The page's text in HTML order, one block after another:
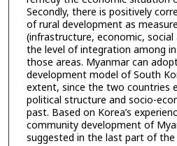
Secondly, there is positively
of rural development as
(infrastructure, economic,
the level of integration among
those areas. Myanmar can
development model of South
extent, since the two countries
political structure and socio-
past. Based on Korea’s
community development of
suggested in the last part of the